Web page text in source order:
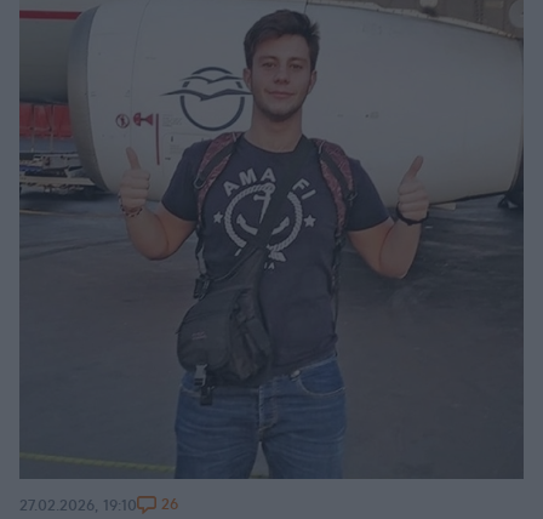
27.02.2026, 19:10 26